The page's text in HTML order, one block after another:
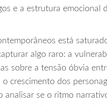
e a estrutura emocional
está
algo raro: a
sobre a tensão óbvia
crescimento dos
analisar se o ritmo